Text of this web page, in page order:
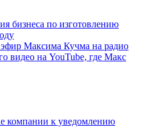
бизнеса по изготовлению
Максима Кучма на радио
видео на YouTube, где Макс
компании к уведомлению